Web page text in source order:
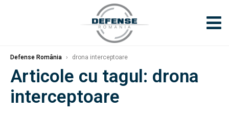
Defense România › drona interceptoare
Articole cu tagul: drona
interceptoare